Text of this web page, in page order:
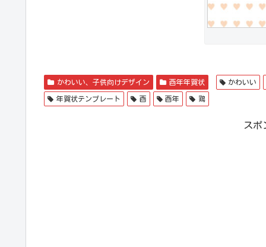
かわいい、子供向けデザイン 酉年年賀状 かわいい
年賀状テンプレート 酉 酉年 鶏
スポ